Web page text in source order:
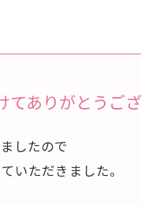
ありがとうご
したので
いただきました。